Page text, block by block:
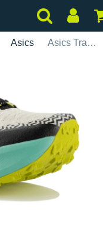
Asics Asics Trabuco Max 5